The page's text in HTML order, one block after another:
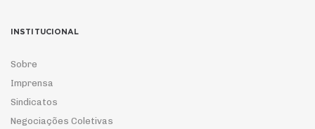
INSTITUCIONAL
Sobre
Imprensa
Sindicatos
Negociações Coletivas